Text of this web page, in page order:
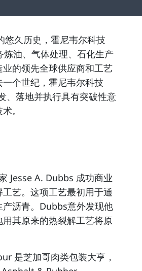
悠久历史，霍尼韦尔科技
炼油、气体处理、石化生产
的领先全球供应商和工艺
个世纪，霍尼韦尔科技
、落地并执行具有突破性意
。
Jesse A. Dubbs 成功商业
艺。这项工艺最初用于通
产沥青。Dubbs意外发现他
其原来的热裂解工艺将原
是芝加哥肉类包装大亨，